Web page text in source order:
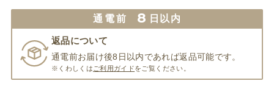
通電前 8 日以内
返品について
通電前お届け後8日以内であれば返品可能です。
※くわしくは ご利用ガイドをご覧ください。